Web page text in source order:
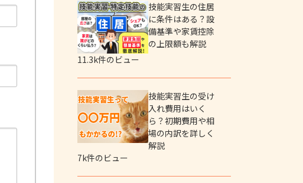
技能実習生の住居
に条件はある？設
備基準や家賃控除
の上限額も解説
11.3k件のビュー
技能実習生の受け
入れ費用はいく
ら？初期費用や相
場の内訳を詳しく
解説
7k件のビュー